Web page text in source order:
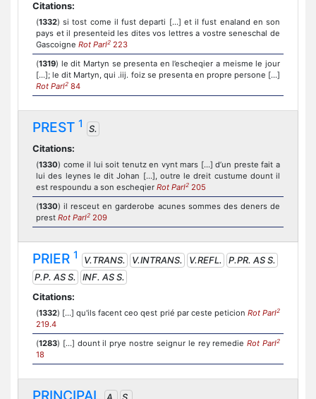
Citations:
(1332) si tost come il fust departi [...] et il fust enaland en son
pays et il presenteid les dites vos lettres a vostre seneschal de
Gascoigne Rot Parl2 223
(1319) le dit Martyn se presenta en l’escheqier a meisme le jour
[...]; le dit Martyn, qui .iij. foiz se presenta en propre persone [...]
Rot Parl2 84
PREST 1
S.
Citations:
(1330) come il lui soit tenutz en vynt mars [...] d’un preste fait a
lui des leynes le dit Johan [...], outre le dreit custume dount il
est respoundu a son escheqier Rot Parl2 205
(1330) il resceut en garderobe acunes sommes des deners de
prest Rot Parl2 209
PRIER 1 V.TRANS. V.INTRANS. V.REFL.
P.PR. AS S.
P.P. AS S.
INF. AS S.
Citations:
(1332) [...] qu'ils facent ceo qest prié par ceste peticion Rot Parl2
219.4
(1283) [...] dount il prye nostre seignur le rey remedieRot Parl2
18
PRINCIPAL